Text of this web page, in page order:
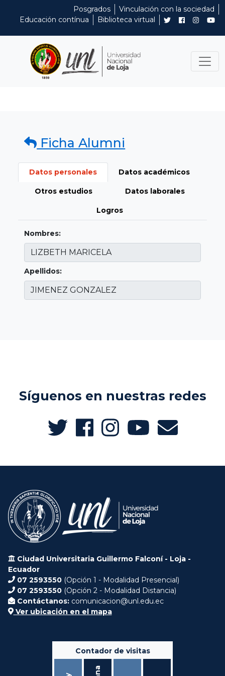
Posgrados
Vinculación con la sociedad
Educación contínua
Biblioteca virtual
Ficha Alumni
Datos personales Datos académicos
Otros estudios Datos laborales
Logros
Nombres:
Apellidos:
Síguenos en nuestras redes
Ciudad Universitaria Guillermo Falconí - Loja -
Ecuador
07 2593550 (Opción 1 - Modalidad Presencial)
07 2593550 (Opción 2 - Modalidad Distancia)
Contáctanos: comunicacion@unl.edu.ec
Ver ubicación en el mapa
Contador de visitas